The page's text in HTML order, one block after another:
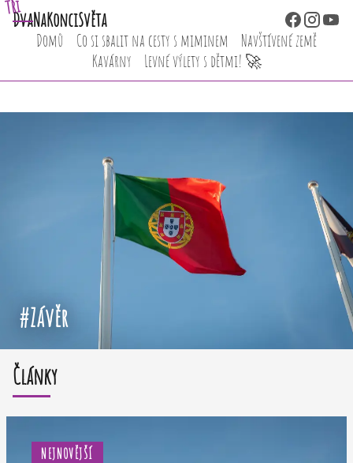
Dva
Tři
NaKonciSvěta
Domů Co si sbalit na cesty s miminem
Navštívené země
Kavárny
Levné výlety s dětmi! 🚀
#Závěr
Články
NEJNOVĚJŠÍ